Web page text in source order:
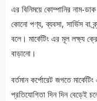
এর বিনিময়ে কোম্পানির নাম-
কোনো পণ্য, ব্যবসা, সার্ভিস বা
বলে। মার্কেটিং এর মূল লক্ষ্য
বাড়ানো।
বর্তমান কর্পোরেট জগতে
প্রতিযোগিতা দিন দিন বেড়েই